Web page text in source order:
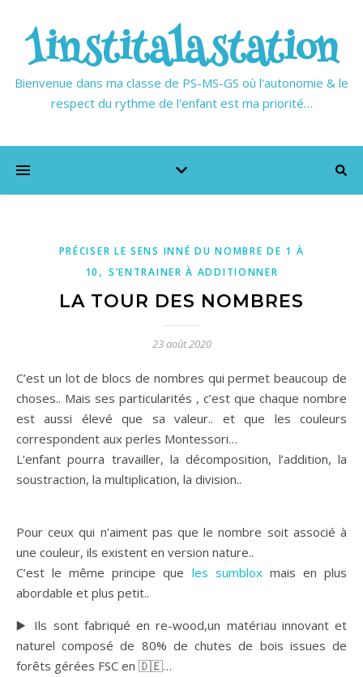
1institalastation
Bienvenue dans ma classe de PS-MS-GS où l'autonomie & le
respect du rythme de l'enfant est ma priorité…
PRÉCISER LE SENS INNÉ DU NOMBRE DE 1 À
10 , S’ENTRAINER À ADDITIONNER
LA TOUR DES NOMBRES
23 août 2020
C’est un lot de blocs de nombres qui permet beaucoup de
choses.. Mais ses particularités , c’est que chaque nombre
est aussi élevé que sa valeur.. et que les couleurs
correspondent aux perles Montessori…
L’enfant pourra travailler, la décomposition, l’addition, la
soustraction, la multiplication, la division..
Pour ceux qui n’aiment pas que le nombre soit associé à
une couleur, ils existent en version nature..
C’est le même principe que les sumbloxmais en plus
abordable et plus petit..
▶️ Ils sont fabriqué en re-wood,un matériau innovant et
naturel composé de 80% de chutes de bois issues de
forêts gérées FSC en 🇩🇪…